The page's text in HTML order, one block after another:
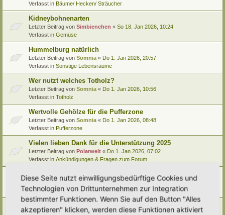
Verfasst in Bäume/ Hecken/ Sträucher
Kidneybohnenarten
Letzter Beitrag von Simbienchen « So 18. Jan 2026, 10:24
Verfasst in Gemüse
Hummelburg natürlich
Letzter Beitrag von Somnia « Do 1. Jan 2026, 20:57
Verfasst in Sonstige Lebensräume
Wer nutzt welches Totholz?
Letzter Beitrag von Somnia « Do 1. Jan 2026, 10:56
Verfasst in Totholz
Wertvolle Gehölze für die Pufferzone
Letzter Beitrag von Somnia « Do 1. Jan 2026, 08:48
Verfasst in Pufferzone
Vielen lieben Dank für die Unterstützung 2025
Letzter Beitrag von Polarwelt « Do 1. Jan 2026, 07:02
Verfasst in Ankündigungen & Fragen zum Forum
Pflanzenportrait (9): Quitte
Letzter Beitrag von Ann1981«Mi 24. Dez 2025, 12:15
Verfasst inPflanzenportraits/ Identifikation
Video Empfehlung (nicht nur) für Kinder
Letzter Beitrag vonMiri « Di 23. Dez 2025, 21:56
Diese Seite nutzt einwilligungsbedürftige Cookies und
Technologien von Drittunternehmen zur Integration
bestimmter Funktionen. Wenn Sie auf den Button "Alles
akzeptieren" klicken, werden diese Funktionen aktiviert